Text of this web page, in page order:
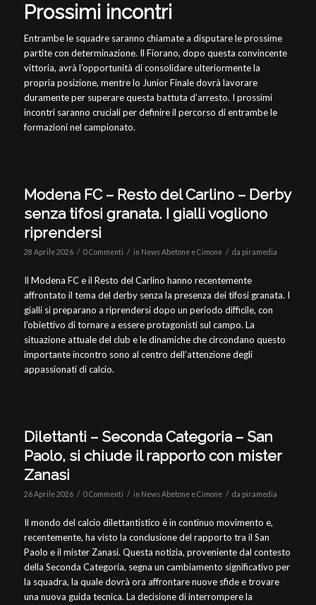
Prossimi incontri
Entrambe le squadre saranno chiamate a disputare le prossime
partite con determinazione. Il Fiorano, dopo questa convincente
vittoria, avrà l’opportunità di consolidare ulteriormente la
propria posizione, mentre lo Junior Finale dovrà lavorare
duramente per superare questa battuta d’arresto. I prossimi
incontri saranno cruciali per definire il percorso di entrambe le
formazioni nel campionato.
Modena FC – Resto del Carlino – Derby
senza tifosi granata. I gialli vogliono
riprendersi
28 Aprile 2026 / 0 Commenti / in News Abetone e Cimone / da piramedia
Il Modena FC e il Resto del Carlino hanno recentemente
affrontato il tema del derby senza la presenza dei tifosi granata. I
gialli si preparano a riprendersi dopo un periodo difficile, con
l’obiettivo di tornare a essere protagonisti sul campo. La
situazione attuale del club e le dinamiche che circondano questo
importante incontro sono al centro dell’attenzione degli
appassionati di calcio.
Dilettanti – Seconda Categoria – San
Paolo, si chiude il rapporto con mister
Zanasi
26 Aprile 2026 / 0 Commenti / in News Abetone e Cimone / da piramedia
Il mondo del calcio dilettantistico è in continuo movimento e,
recentemente, ha visto la conclusione del rapporto tra il San
Paolo e il mister Zanasi. Questa notizia, proveniente dal contesto
della Seconda Categoria, segna un cambiamento significativo per
la squadra, la quale dovrà ora affrontare nuove sfide e trovare
una nuova guida tecnica. La decisione di interrompere la